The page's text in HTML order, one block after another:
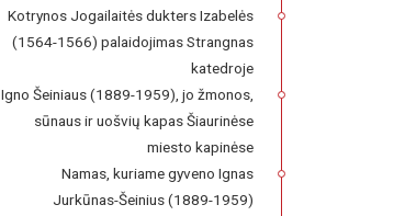
Kotrynos Jogailaitės dukters Izabelės
(1564-1566) palaidojimas Strangnas
katedroje
Igno Šeiniaus (1889-1959), jo žmonos,
sūnaus ir uošvių kapas Šiaurinėse
miesto kapinėse
Namas, kuriame gyveno Ignas
Jurkūnas-Šeinius (1889-1959)